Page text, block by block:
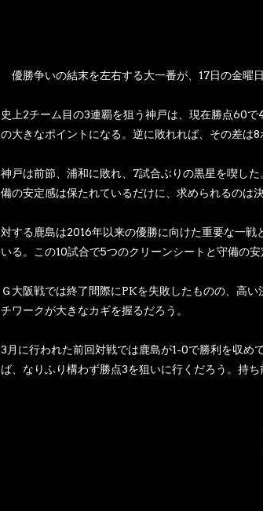
優勝争いの結末を左右する大一番が、17日の金曜
史上2チーム目の3連覇を狙う神戸は、現在勝点60
の大きなポイントになる。逆に敗れれば、その差は
神戸は前節、浦和に敗れ、7試合ぶりの黒星を喫し
備の安定感は保たれているだけに、求められるのは
対する鹿島は2016年以来の優勝に向けた重要な一
いる。この10試合で5つのクリーンシートと守備の
Ｇ大阪戦では終了間際にPKを失敗したものの、高
チワークが大きなカギを握るだろう。
3月に行われた前回対戦では鹿島が1-0で勝利を収め
ば、なりふり構わず勝点3を狙いに行くだろう。持